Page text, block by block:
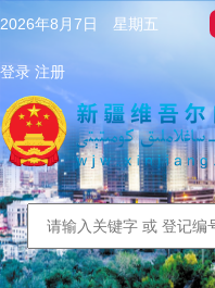
2026年8月7日 星期五
登录 注册